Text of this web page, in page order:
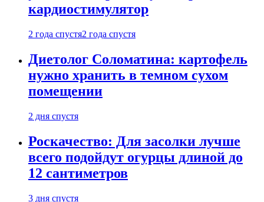
кардиостимулятор
2 года спустя2 года спустя
Диетолог Соломатина: картофель
нужно хранить в темном сухом
помещении
2 дня спустя
Роскачество: Для засолки лучше
всего подойдут огурцы длиной до
12 сантиметров
3 дня спустя